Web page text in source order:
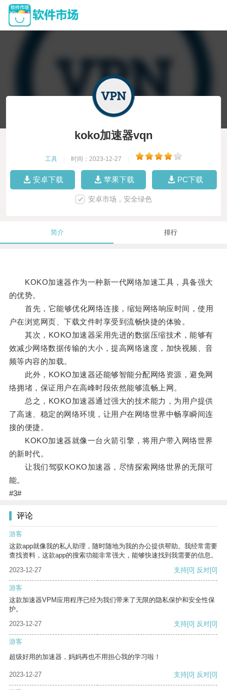
koko加速器vqn
工具 时间：2023-12-27
安卓下载 苹果下载 PC下载
安卓市场，安全绿色
简介 排行
KOKO加速器作为一种新一代网络加速工具，具备强大
的优势。
首先，它能够优化网络连接，缩短网络响应时间，使用
户在浏览网页、下载文件时享受到流畅快捷的体验。
其次，KOKO加速器采用先进的数据压缩技术，能够有
效减少网络数据传输的大小，提高网络速度，加快视频、音
频等内容的加载。
此外，KOKO加速器还能够智能分配网络资源，避免网
络拥堵，保证用户在高峰时段依然能够流畅上网。
总之，KOKO加速器通过强大的技术能力，为用户提供
了高速、稳定的网络环境，让用户在网络世界中畅享瞬间连
接的便捷。
KOKO加速器就像一台火箭引擎，将用户带入网络世界
的新时代。
让我们驾驭KOKO加速器，尽情探索网络世界的无限可
能。
#3#
评论
游客
这款app就像我的私人助理，随时随地为我的办公提供帮助。我经常需要
查找资料，这款app的搜索功能非常强大，能够快速找到我需要的信息。
2023-12-27
支持[0] 反对[0]
游客
这款加速器VPM应用程序已经为我们带来了无限的隐私保护和安全性保
护。
2023-12-27
支持[0] 反对[0]
游客
超级好用的加速器，妈妈再也不用担心我的学习啦！
2023-12-27 支持[0] 反对[0]